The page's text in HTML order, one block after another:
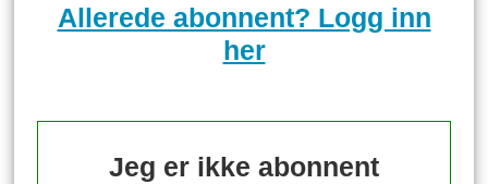
Allerede abonnent? Logg inn
her
Jeg er ikke abonnent